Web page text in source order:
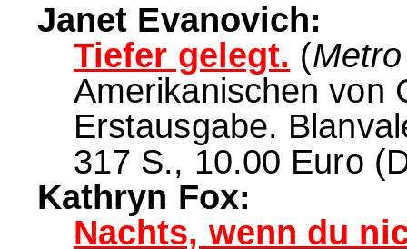
Janet Evanovich:
Tiefer gelegt. (
Amerikanischen von
Erstausgabe.
317 S., 10.00 Euro
Kathryn Fox:
Nachts, wenn du